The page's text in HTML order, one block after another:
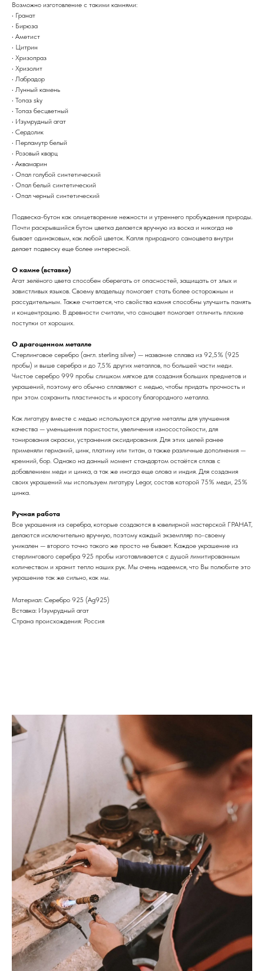
Возможно изготовление с такими камнями:
• Гранат
• Бирюза
• Аметист
• Цитрин
• Хризопраз
• Хризолит
• Лабрадор
• Лунный камень
• Топаз sky
• Топаз бесцветный
• Изумрудный агат
• Сердолик
• Перламутр белый
• Розовый кварц
• Аквамарин
• Опал голубой синтетический
• Опал белый синтетический
• Опал черный синтетический
Подвеска-бутон как олицетворение нежности и утреннего пробуждения природы.
Почти раскрывшийся бутон цветка делается вручную из воска и никогда не
бывает одинаковым, как любой цветок. Капля природного самоцвета внутри
делает подвеску еще более интересной.
О камне (вставке)
Агат зелёного цвета способен оберегать от опасностей, защищать от злых и
завистливых языков. Своему владельцу помогает стать более осторожным и
рассудительным. Также считается, что свойства камня способны улучшить память
и концентрацию. В древности считали, что самоцвет помогает отличить плохие
поступки от хороших.
О драгоценном металле
Стерлинговое серебро (англ. sterling silver) — название сплава из 92,5% (925
пробы) и выше серебра и до 7,5% других металлов, по большей части меди.
Чистое серебро 999 пробы слишком мягкое для создания больших предметов и
украшений, поэтому его обычно сплавляют с медью, чтобы придать прочность и
при этом сохранить пластичность и красоту благородного металла.
Как лигатуру вместе с медью используются другие металлы для улучшения
качества — уменьшения пористости, увеличения износостойкости, для
тонирования окраски, устранения оксидирования. Для этих целей ранее
применяли германий, цинк, платину или титан, а также различные дополнения —
кремний, бор. Однако на данный момент стандартом остаётся сплав с
добавлением меди и цинка, а так же иногда еще олова и индия. Для создания
своих украшений мы используем лигатуру Legor, состав которой 75% меди, 25%
цинка.
Ручная работа
Все украшения из серебра, которые создаются в ювелирной мастерской ГРАНАТ,
делаются исключительно вручную, поэтому каждый экземпляр по-своему
уникален — второго точно такого же просто не бывает. Каждое украшение из
стерлингового серебра 925 пробы изготавливается с душой лимитированным
количеством и хранит тепло наших рук. Мы очень надеемся, что Вы полюбите это
украшение так же сильно, как мы.
Материал: Cеребро 925 (Ag925)
Вставка: Изумрудный агат
Страна происхождения: Россия